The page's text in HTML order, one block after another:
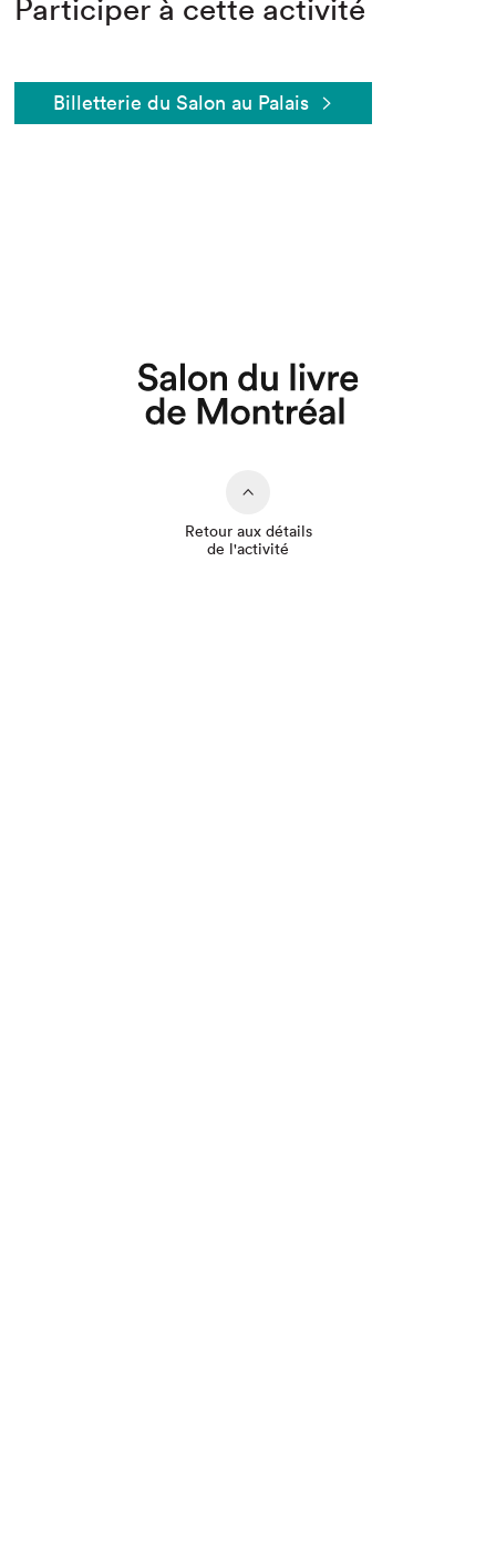
Participer à cette activité
Billetterie du Salon au Palais
Retour aux détails
de l'activité